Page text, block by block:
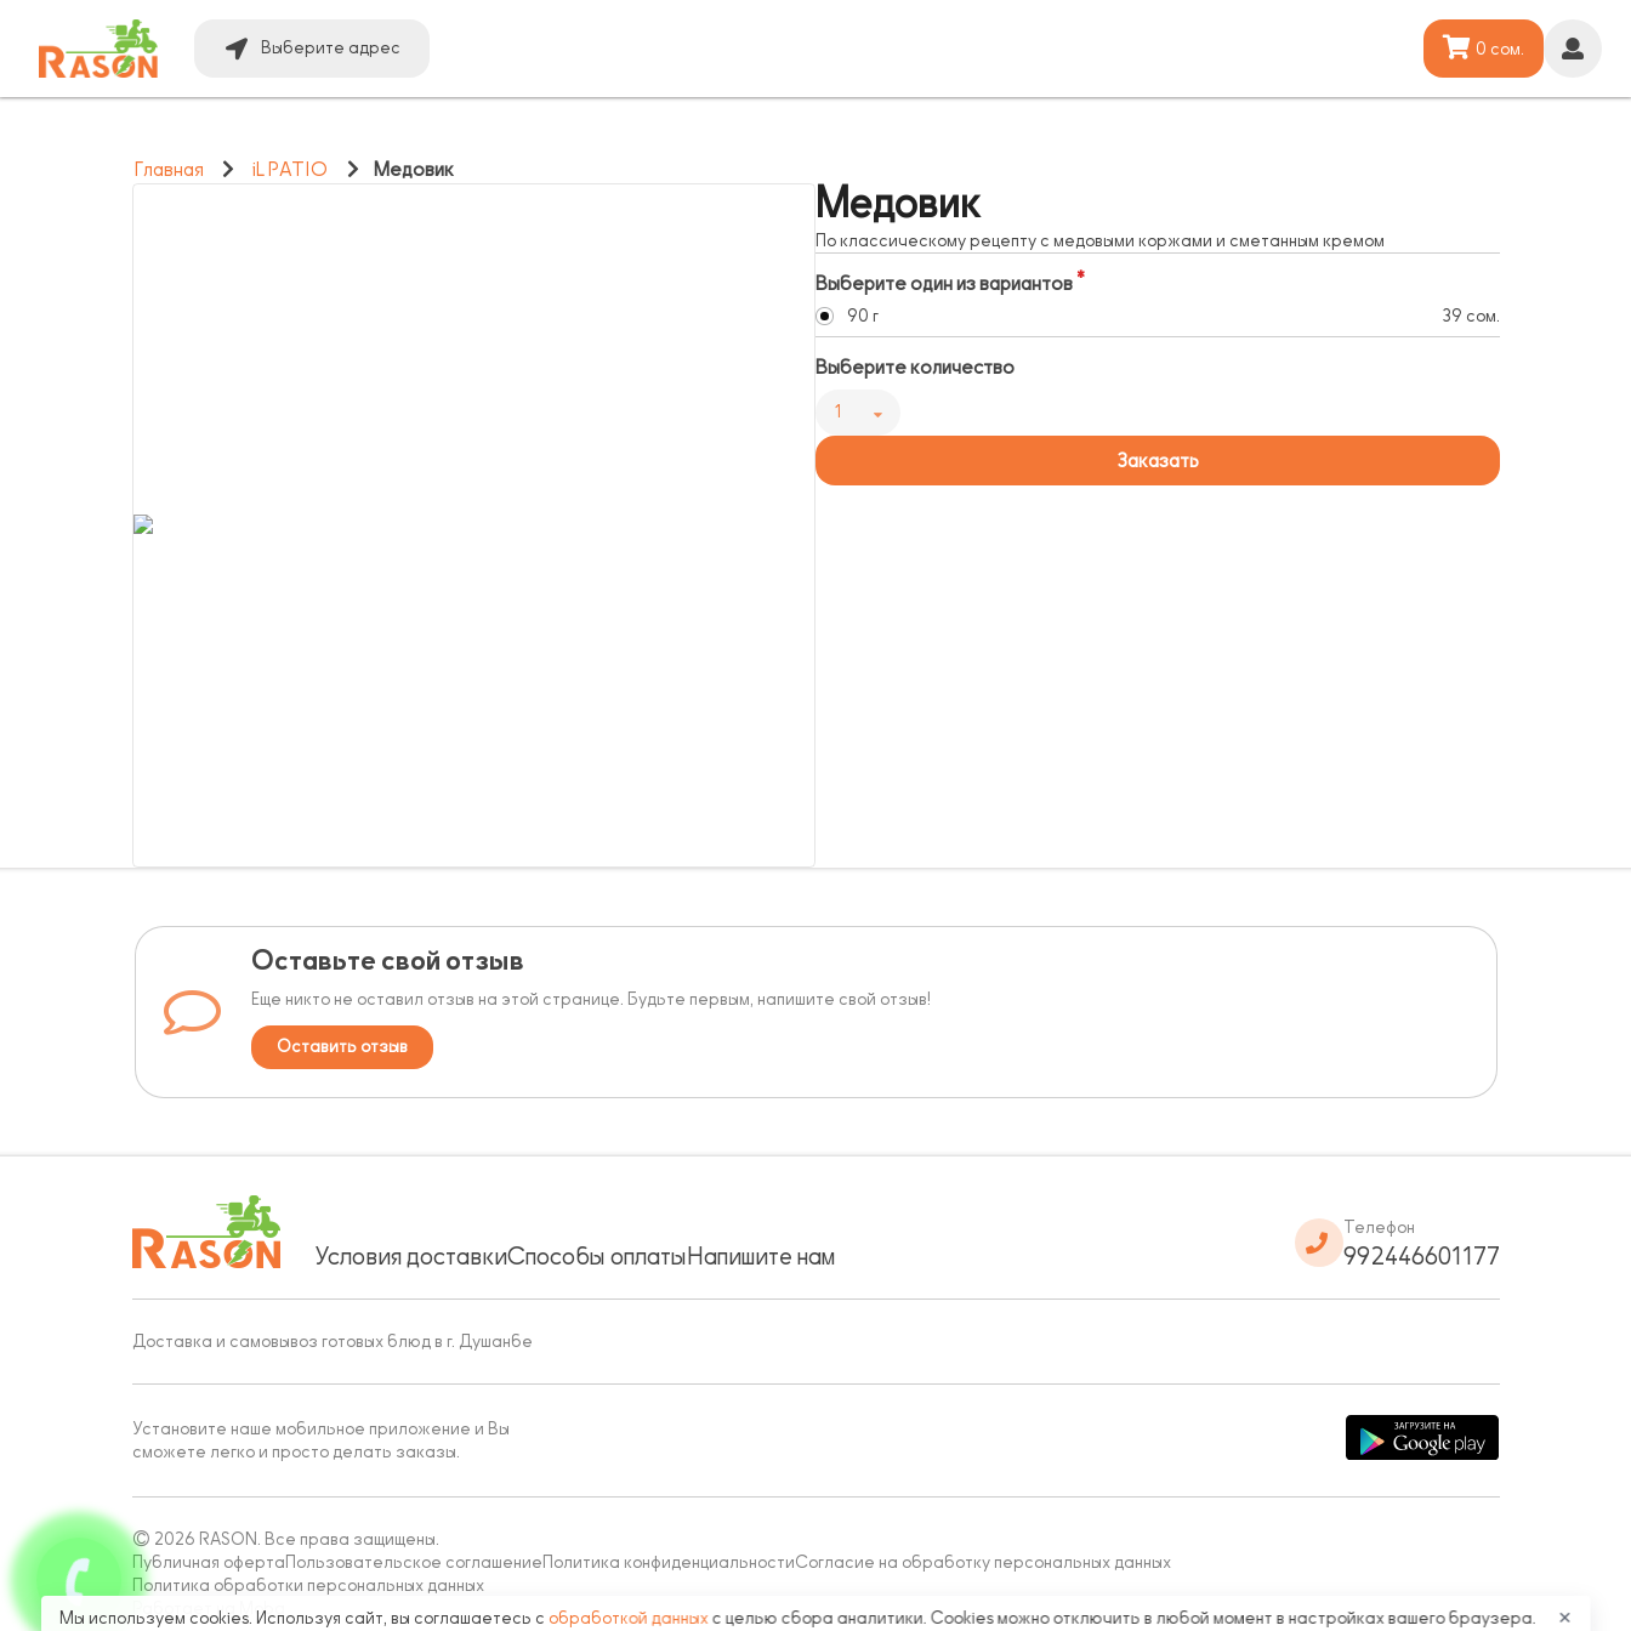
Выберите адрес 0 сом.
Главная iL PATIO Медовик
Медовик
По классическому рецепту с медовыми коржами и сметанным кремом
Выберите один из вариантов
90 г 39 сом.
Выберите количество
1
Заказать
Оставьте свой отзыв
Еще никто не оставил отзыв на этой странице. Будьте первым, напишите свой отзыв!
Оставить отзыв
Условия доставкиСпособы оплатыНапишите нам
Телефон
992446601177
Доставка и самовывоз готовых блюд в г. Душанбе
Установите наше мобильное приложение и Вы
сможете легко и просто делать заказы.
© 2026 RASON. Все права защищены.
Публичная оферта Пользовательское соглашение Политика конфиденциальностиСогласие на обработку персональных данных
Политика обработки персональных данных
Работает на Moba
Мы используем cookies. Используя сайт, вы соглашаетесь с обработкой данных с целью сбора аналитики. Cookies можно отключить в любой момент в настройках вашего браузера. ✕